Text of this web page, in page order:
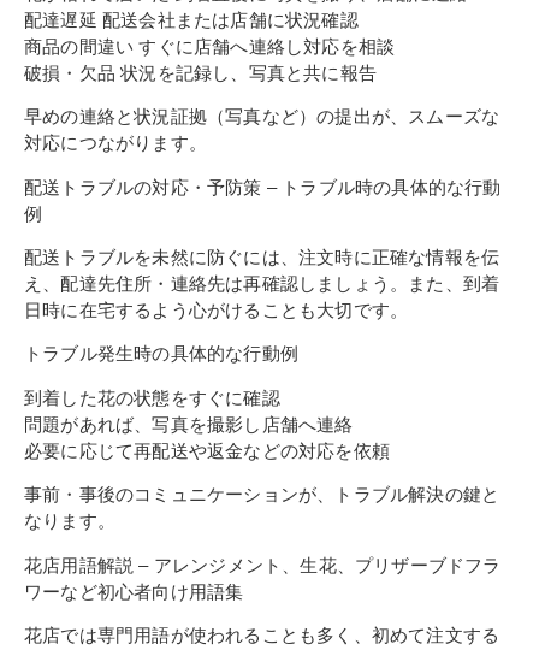
配達遅延 配送会社または店舗に状況確認
商品の間違い すぐに店舗へ連絡し対応を相談
破損・欠品 状況を記録し、写真と共に報告
早めの連絡と状況証拠（写真など）の提出が、スムーズな
対応につながります。
配送トラブルの対応・予防策 – トラブル時の具体的な行動
例
配送トラブルを未然に防ぐには、注文時に正確な情報を伝
え、配達先住所・連絡先は再確認しましょう。また、到着
日時に在宅するよう心がけることも大切です。
トラブル発生時の具体的な行動例
到着した花の状態をすぐに確認
問題があれば、写真を撮影し店舗へ連絡
必要に応じて再配送や返金などの対応を依頼
事前・事後のコミュニケーションが、トラブル解決の鍵と
なります。
花店用語解説 – アレンジメント、生花、プリザーブドフラ
ワーなど初心者向け用語集
花店では専門用語が使われることも多く、初めて注文する